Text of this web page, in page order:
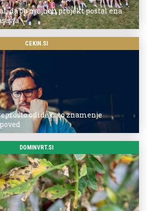
da bo majhen projekt postal ena
CEKIN.SI
odidejo: to znamenje
DOMINVRT.SI